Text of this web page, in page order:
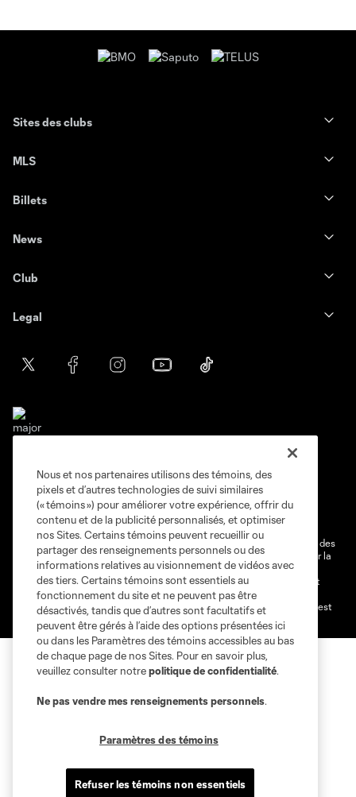
Sites des clubs
MLS
Billets
News
Club
Legal
Conditions d'utilisation
Politique de confidentialité
Ne vendez pas et ne partagez pas mes information personnelles.
Paramètres des témoins
@2026 MLS. Le nom et l'écusson Major League Soccer et MLS sont des
marques déposées de Major League Soccer, LLC (“MLS”) protégés par la
loi. Les noms et les logos des différentes équipes de MLS sont des
marques déposées ou des marques de droit commun de MLS ou sont
utilisées avec l’autorisation ou l'accord tacite préalable de leurs
propriétaires. Toute l’utilisation de leurs noms et logos non-autorisée est
par conséquent prohibée est interdite.
Nous et nos partenaires utilisons des témoins, des
pixels et d’autres technologies de suivi similaires
(« témoins ») pour améliorer votre expérience, offrir du
contenu et de la publicité personnalisés, et optimiser
nos Sites. Certains témoins peuvent recueillir ou
partager des renseignements personnels ou des
informations relatives au visionnement de vidéos avec
des tiers. Certains témoins sont essentiels au
fonctionnement du site et ne peuvent pas être
désactivés, tandis que d’autres sont facultatifs et
peuvent être gérés à l’aide des options présentées ici
ou dans les Paramètres des témoins accessibles au bas
de chaque page de nos Sites. Pour en savoir plus,
veuillez consulter notrepolitique de confidentialité.
Ne pas vendre mes renseignements personnels.
Paramètres des témoins
Refuser les témoins non essentiels